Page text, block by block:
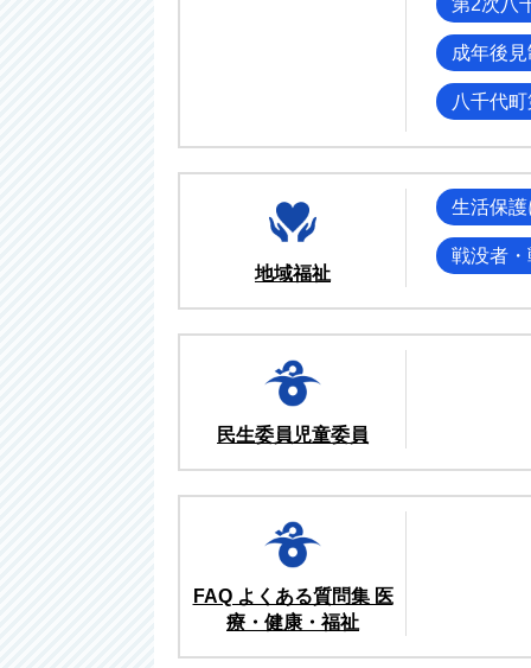
第2次八
成年後
八千代
地域福祉
生活保
戦没者
民生委員児童委員
FAQ よくある質問集 医
療・健康・福祉